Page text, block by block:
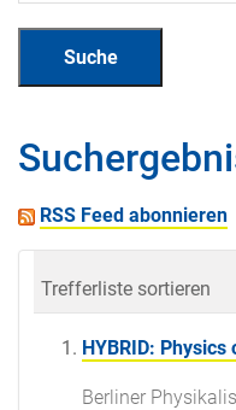
RSS Feed abonnieren
Trefferliste sortieren
HYBRID:
Berliner